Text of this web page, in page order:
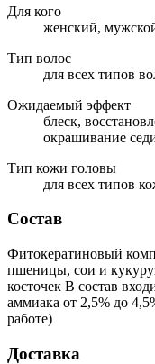
Для кого
женский,
Тип волос
для всех типов
Ожидаемый эффект
блеск,
окрашивание
Тип кожи головы
для всех типов
Состав
Фитокератиновый
пшеницы, сои и
косточек В состав
аммиака от 2,5% до
работе)
Доставка